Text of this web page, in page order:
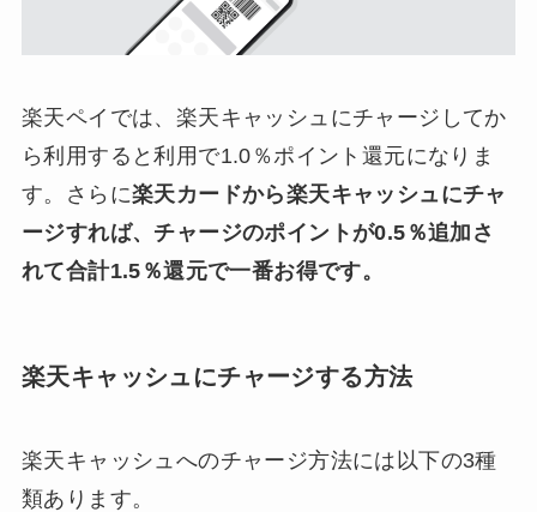
楽天ペイでは、楽天キャッシュにチャージしてか
ら利用すると利用で1.0％ポイント還元になりま
す。さらに楽天カードから楽天キャッシュにチャ
ージすれば、チャージのポイントが0.5％追加さ
れて合計1.5％還元で一番お得です。
楽天キャッシュにチャージする方法
楽天キャッシュへのチャージ方法には以下の3種
類あります。